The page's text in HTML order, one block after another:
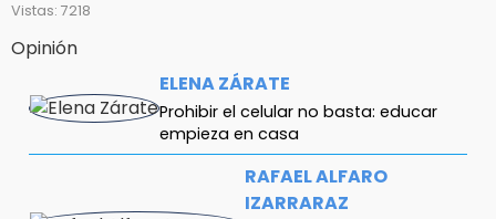
Vistas: 7218
Opinión
ELENA ZÁRATE
Prohibir el celular no basta: educar
empieza en casa
RAFAEL ALFARO
IZARRARAZ